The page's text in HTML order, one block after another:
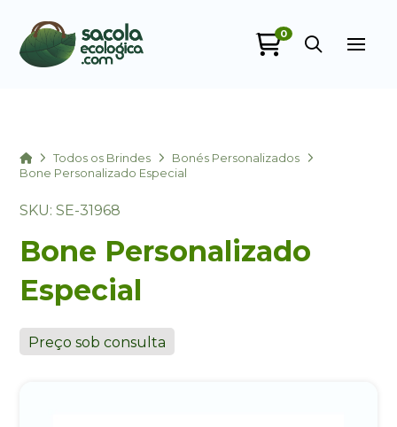
0
HomeTodos os Brindes
Bonés Personalizados
Bone Personalizado Especial
SKU: SE-31968
Bone Personalizado
Especial
Preço sob consulta